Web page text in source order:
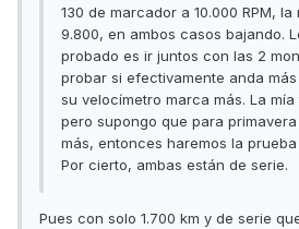
130 de marcador a 10.000 RPM, la
9.800, en ambos casos bajando.
probado es ir juntos con las 2
probar si efectivamente anda
su velocímetro marca más. La mía
pero supongo que para
más, entonces haremos la
Por cierto, ambas están de serie.
Pues con solo 1.700 km y de serie